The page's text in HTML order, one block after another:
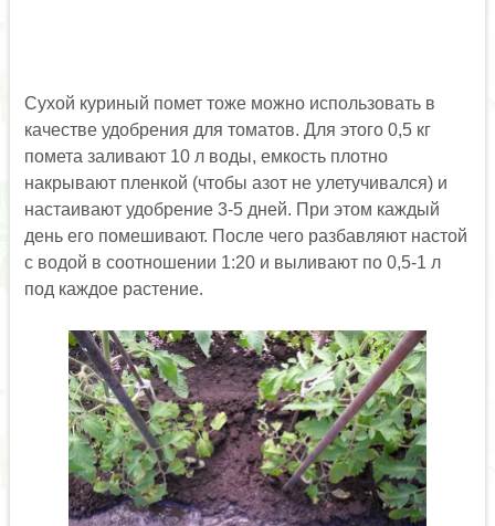
Сухой куриный помет тоже можно использовать в
качестве удобрения для томатов. Для этого 0,5 кг
помета заливают 10 л воды, емкость плотно
накрывают пленкой (чтобы азот не улетучивался) и
настаивают удобрение 3-5 дней. При этом каждый
день его помешивают. После чего разбавляют настой
с водой в соотношении 1:20 и выливают по 0,5-1 л
под каждое растение.